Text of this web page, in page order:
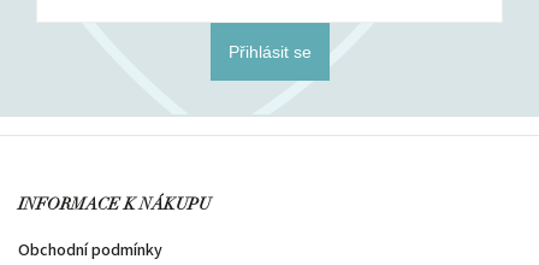
Přihlásit se
INFORMACE K NÁKUPU
Obchodní podmínky